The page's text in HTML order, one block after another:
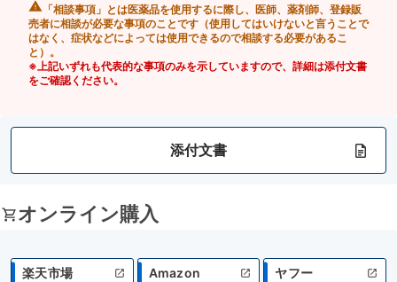
「相談事項」とは医薬品を使用するに際し、医師、薬剤師、登録販
売者に相談が必要な事項のことです（使用してはいけないと言うことで
はなく、症状などによっては使用できるので相談する必要があるこ
と）。
※上記いずれも代表的な事項のみを示していますので、詳細は添付文書
をご確認ください。
添付文書
オンライン購入
楽天市場
Amazon
ヤフー